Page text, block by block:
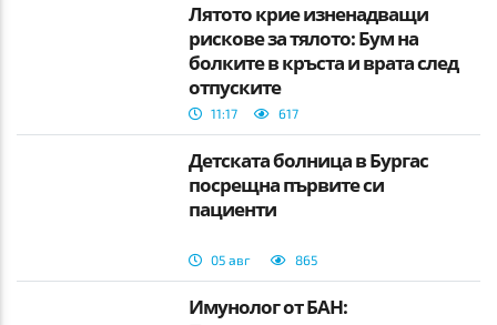
Лятото крие изненадващи
рискове за тялото: Бум на
болките в кръста и врата след
отпуските
11:17 617
Детската болница в Бургас
посрещна първите си
пациенти
05 авг 865
Имунолог от БАН: